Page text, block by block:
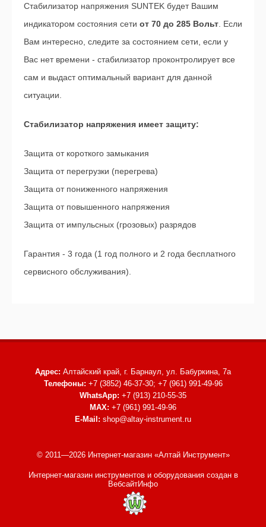
Стабилизатор напряжения SUNTEK будет Вашим
индикатором состояния сети от 70 до 285 Вольт . Если
Вам интересно, следите за состоянием сети, если у
Вас нет времени - стабилизатор проконтролирует все
сам и выдаст оптимальный вариант для данной
ситуации.
Стабилизатор напряжения имеет защиту:
Защита от короткого замыкания
Защита от перегрузки (перегрева)
Защита от пониженного напряжения
Защита от повышенного напряжения
Защита от импульсных (грозовых) разрядов
Гарантия - 3 года (1 год полного и 2 года бесплатного
сервисного обслуживания).
Адрес: Алтайский край, г. Барнаул, ул. Бабуркина, 7а
Телефоны: +7 (3852) 46-37-30; +7 (961) 991-49-96
WhatsApp: +7 (913) 210-55-35
MAX: +7 (961) 991-49-96
E-Mail: shop@altay-instrument.ru
© 2011—2026 Интернет-магазин «Алтай Инструмент»
Интернет-магазин инструментов и оборудованиясоздан в
ВебсайтИнфо